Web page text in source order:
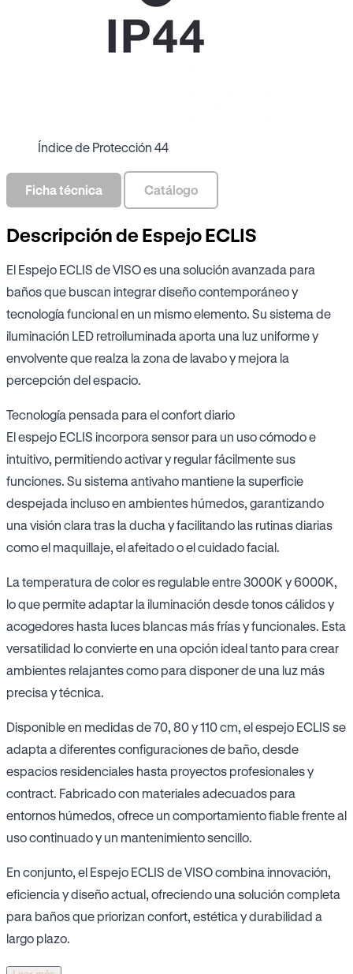
Índice de Protección 44
Ficha técnica Catálogo
Descripción de Espejo ECLIS
El Espejo ECLIS de VISO es una solución avanzada para
baños que buscan integrar diseño contemporáneo y
tecnología funcional en un mismo elemento. Su sistema de
iluminación LED retroiluminada aporta una luz uniforme y
envolvente que realza la zona de lavabo y mejora la
percepción del espacio.
Tecnología pensada para el confort diario
El espejo ECLIS incorpora sensor para un uso cómodo e
intuitivo, permitiendo activar y regular fácilmente sus
funciones. Su sistema antivaho mantiene la superficie
despejada incluso en ambientes húmedos, garantizando
una visión clara tras la ducha y facilitando las rutinas diarias
como el maquillaje, el afeitado o el cuidado facial.
La temperatura de color es regulable entre 3000K y 6000K,
lo que permite adaptar la iluminación desde tonos cálidos y
acogedores hasta luces blancas más frías y funcionales. Esta
versatilidad lo convierte en una opción ideal tanto para crear
ambientes relajantes como para disponer de una luz más
precisa y técnica.
Disponible en medidas de 70, 80 y 110 cm, el espejo ECLIS se
adapta a diferentes configuraciones de baño, desde
espacios residenciales hasta proyectos profesionales y
contract. Fabricado con materiales adecuados para
entornos húmedos, ofrece un comportamiento fiable frente al
uso continuado y un mantenimiento sencillo.
En conjunto, el Espejo ECLIS de VISO combina innovación,
eficiencia y diseño actual, ofreciendo una solución completa
para baños que priorizan confort, estética y durabilidad a
largo plazo.